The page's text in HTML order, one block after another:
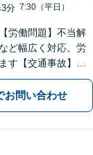
分 7:30（平日）
労働問題】不当解
ど幅広く対応。労
す【交通事故】保
任せ。事故後の不
う丁寧な対応【男
ザーの法律相談は
お問い合わせ